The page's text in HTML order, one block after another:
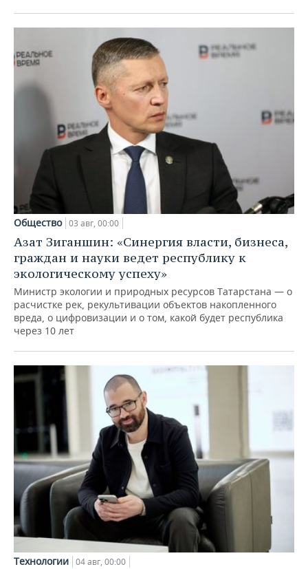
Общество 03 авг, 00:00
Азат Зиганшин: «Синергия власти, бизнеса,
граждан и науки ведет республику к
экологическому успеху»
Министр экологии и природных ресурсов Татарстана — о
расчистке рек, рекультивации объектов накопленного
вреда, о цифровизации и о том, какой будет республика
через 10 лет
Технологии 04 авг, 00:00